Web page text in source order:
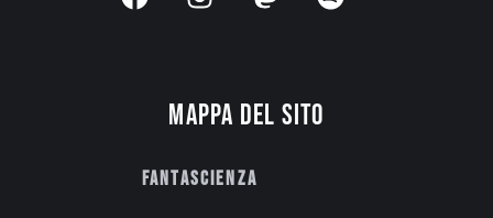
Mappa del sito
Fantascienza